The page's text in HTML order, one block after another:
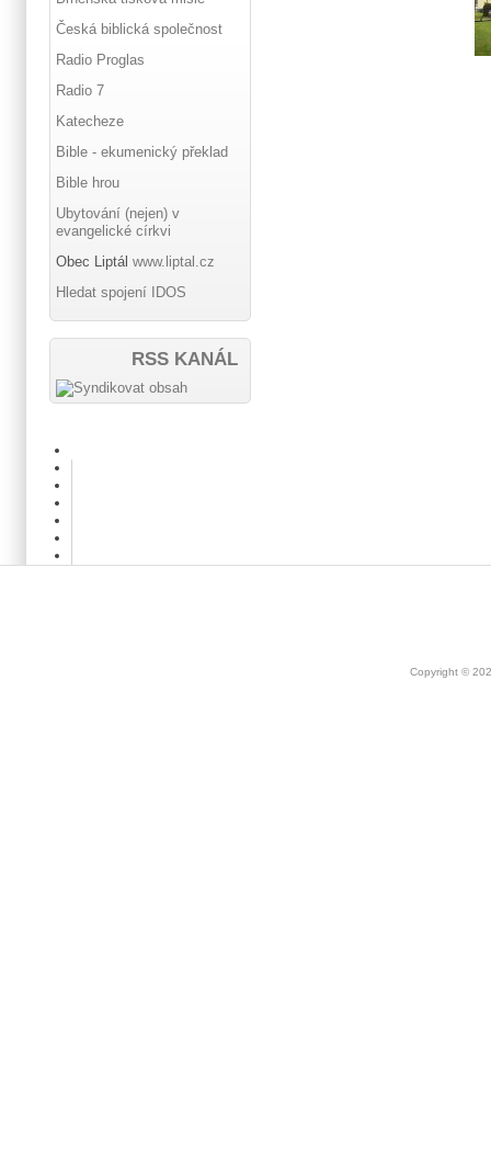
Česká biblická společnost
Radio Proglas
Radio 7
Katecheze
Bible - ekumenický překlad
Bible hrou
Ubytování (nejen) v
evangelické církvi
Obec Liptál www.liptal.cz
Hledat spojení IDOS
RSS KANÁL
Copyright ©